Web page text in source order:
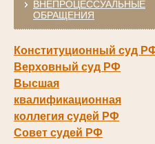
ВНЕПРОЦЕССУАЛЬНЫЕ
ОБРАЩЕНИЯ
Конституционный суд
Верховный суд РФ
Высшая
квалификационная
коллегия судей РФ
Совет судей РФ